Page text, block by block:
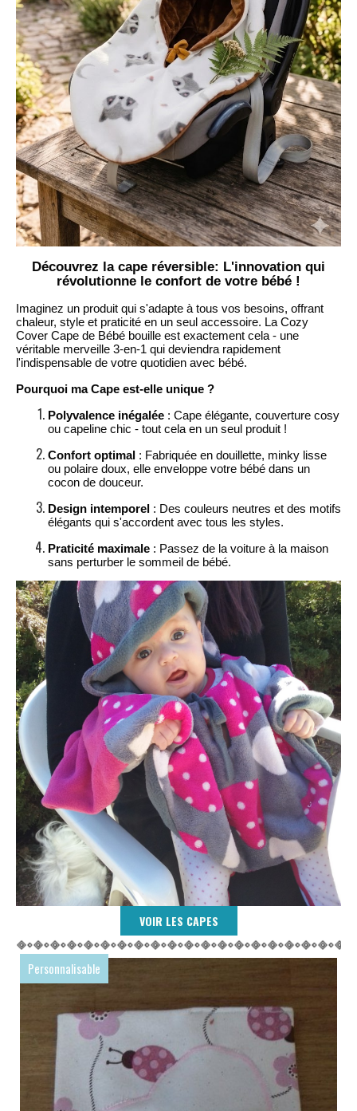
Découvrez la cape réversible: L'innovation qui
révolutionne le confort de votre bébé !
Imaginez un produit qui s'adapte à tous vos besoins, offrant
chaleur, style et praticité en un seul accessoire. La Cozy
Cover Cape de Bébé bouille est exactement cela - une
véritable merveille 3-en-1 qui deviendra rapidement
l'indispensable de votre quotidien avec bébé.
Pourquoi ma Cape est-elle unique ?
Polyvalence inégalée : Cape élégante, couverture cosy
ou capeline chic - tout cela en un seul produit !
Confort optimal : Fabriquée en douillette, minky lisse
ou polaire doux, elle enveloppe votre bébé dans un
cocon de douceur.
Design intemporel : Des couleurs neutres et des motifs
élégants qui s'accordent avec tous les styles.
Praticité maximale : Passez de la voiture à la maison
sans perturber le sommeil de bébé.
VOIR LES CAPES
Personnalisable